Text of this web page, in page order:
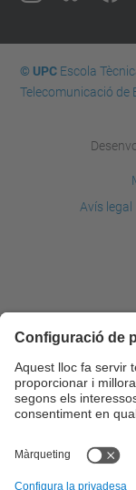
© UPCEscola
Telecomunicació de
Avís legal